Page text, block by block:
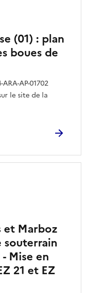
(01) : plan
boues de
AP-01702
le site de la
et Marboz
souterrain
Mise en
21 et EZ